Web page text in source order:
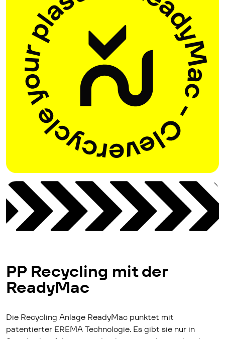
PP Recycling mit der
Ready­Mac
Die Recycling Anlage Ready­Mac punktet mit
patentierter EREMA Technologie. Es gibt sie nur in